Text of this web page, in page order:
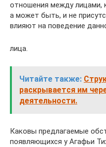
отношения между ли­цами,
а может быть, и не
влияют на поведение
лица.
Читайте также:
раскрывается им
деятельности.
Каковы предлагаемые
появляю­щихся у Агафьи